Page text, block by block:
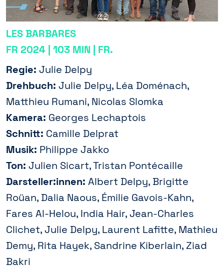
LES BARBARES
FR 2024 | 103 MIN | FR.
Regie: Julie Delpy
Drehbuch: Julie Delpy, Léa Doménach,
Matthieu Rumani, Nicolas Slomka
Kamera: Georges Lechaptois
Schnitt: Camille Delprat
Musik: Philippe Jakko
Ton: Julien Sicart, Tristan Pontécaille
Darsteller:innen: Albert Delpy, Brigitte
Roüan, Dalia Naous, Émilie Gavois-Kahn,
Fares Al-Helou, India Hair, Jean-Charles
Clichet, Julie Delpy, Laurent Lafitte, Mathieu
Demy, Rita Hayek, Sandrine Kiberlain, Ziad
Bakri